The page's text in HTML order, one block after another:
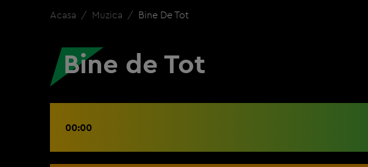
Acasa Muzica Bine De Tot
Bine de Tot
00:00